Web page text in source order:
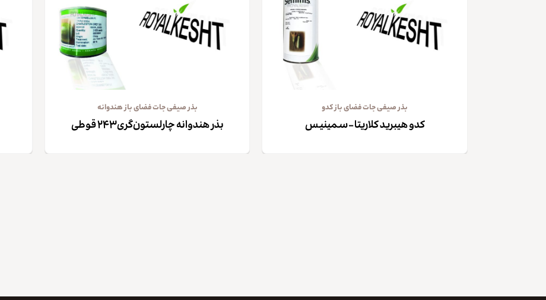
بذر صیفی جات فضای باز کدو
کدو هیبرید کلاریتا – سمینیس
بذر صیفی جات فضای باز هندوانه
بذر هندوانه چارلستون‌گری۲۴۳ قوطی